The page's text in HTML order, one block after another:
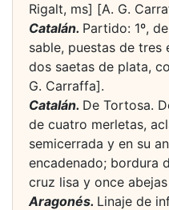
Rigalt, ms] [A. G.
Catalán. Partido: 1º,
sable, puestas de tres
dos saetas de plata,
G. Carraffa].
Catalán. De Tortosa.
de cuatro merletas,
semicerrada y en su
encadenado; bordura
cruz lisa y once
Aragonés. Linaje de